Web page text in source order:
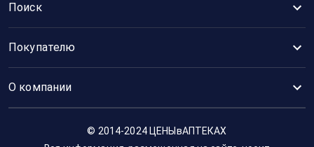
Поиск
Покупателю
О компании
© 2014-2024 ЦЕНЫвАПТЕКАХ